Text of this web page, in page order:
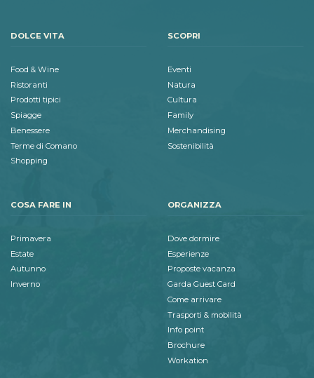
DOLCE VITA
Food & Wine
Ristoranti
Prodotti tipici
Spiagge
Benessere
Terme di Comano
Shopping
SCOPRI
Eventi
Natura
Cultura
Family
Merchandising
Sostenibilità
COSA FARE IN
Primavera
Estate
Autunno
Inverno
ORGANIZZA
Dove dormire
Esperienze
Proposte vacanza
Garda Guest Card
Come arrivare
Trasporti & mobilità
Info point
Brochure
Workation